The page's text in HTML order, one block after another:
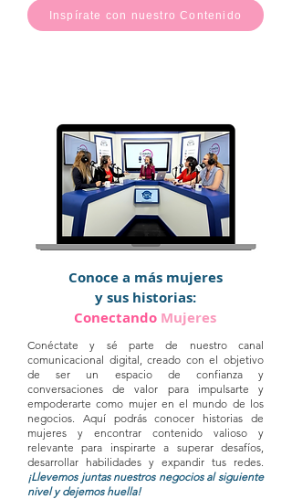
Inspírate con nuestro Contenido
Conoce a más mujeres
y sus historias:
Conectando Mujeres
Conéctate y sé parte de nuestro canal
comunicacional digital, creado con el objetivo
de ser un espacio de confianza y
conversaciones de valor para impulsarte y
empoderarte como mujer en el mundo de los
negocios. Aquí podrás conocer historias de
mujeres y encontrar contenido valioso y
relevante para inspirarte a superar desafíos,
desarrollar habilidades y expandir tus redes.
¡Llevemos juntas nuestros negocios al siguiente
nivel y dejemos huella!